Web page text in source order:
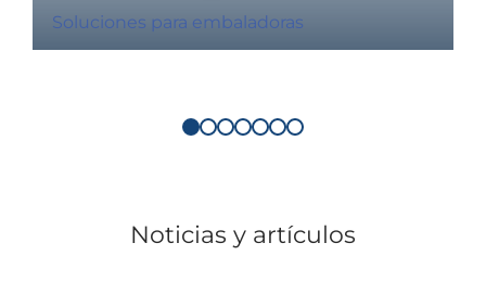
Soluciones para embaladoras
Noticias y artículos